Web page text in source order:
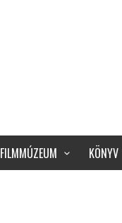
FILMMÚZEUM KÖNYV